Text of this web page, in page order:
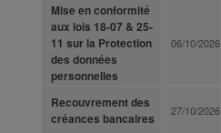
Mise en conformité
aux lois 18-07 & 25-
11 sur la Protection
des données
personnelles
06/10/2026
Recouvrement des
créances bancaires
27/10/2026